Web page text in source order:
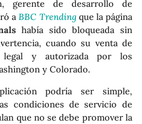
gerente de desarrollo de
aBBC Trendingque la página
había sido bloqueada sin
cuando su venta de
legal y autorizada por los
y Colorado.
podría ser simple,
condiciones de servicio de
que no se debe promover la